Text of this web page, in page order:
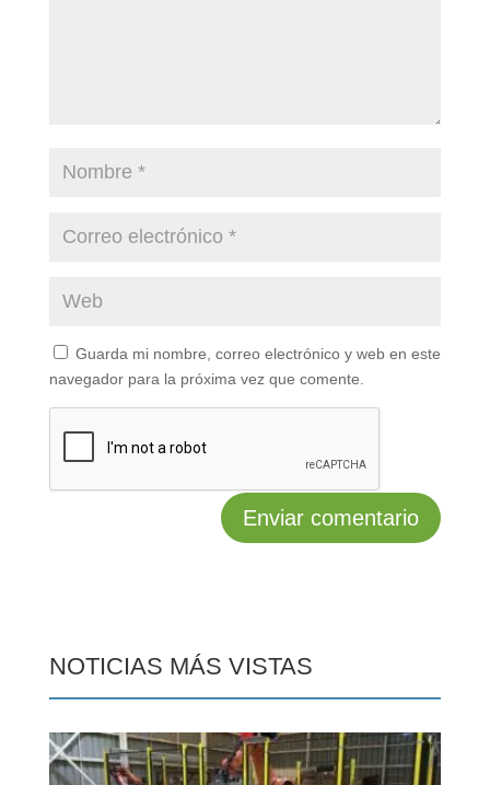
Guarda mi nombre, correo electrónico y web en este
navegador para la próxima vez que comente.
NOTICIAS MÁS VISTAS